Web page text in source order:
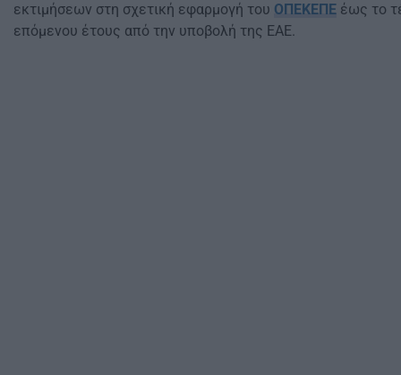
εκτιμήσεων στη σχετική εφαρμογή του ΟΠΕΚΕΠΕ έως το
επόμενου έτους από την υποβολή της ΕΑΕ.